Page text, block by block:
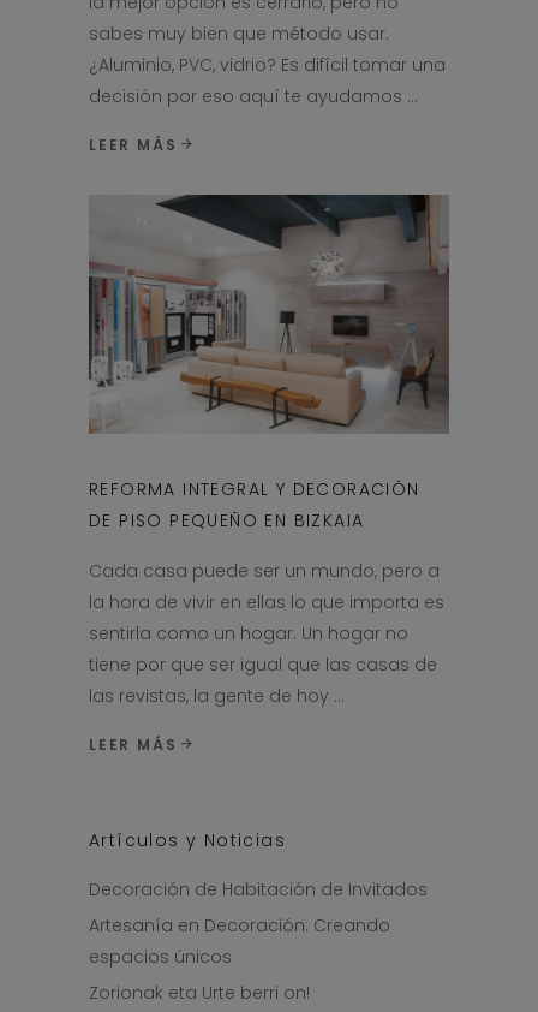
sabes muy bien que método usar.
¿Aluminio, PVC, vidrio? Es difícil tomar una
decisión por eso aquí te ayudamos
LEER MÁS
REFORMA INTEGRAL Y DECORACIÓN
DE PISO PEQUEÑO EN BIZKAIA
Cada casa puede ser un mundo, pero a
la hora de vivir en ellas lo que importa es
sentirla como un hogar. Un hogar no
tiene por que ser igual que las casas de
las revistas, la gente de hoy
LEER MÁS
Artículos y Noticias
Decoración de Habitación de Invitados
Artesanía en Decoración: Creando
espacios únicos
Zorionak eta Urte berri on!